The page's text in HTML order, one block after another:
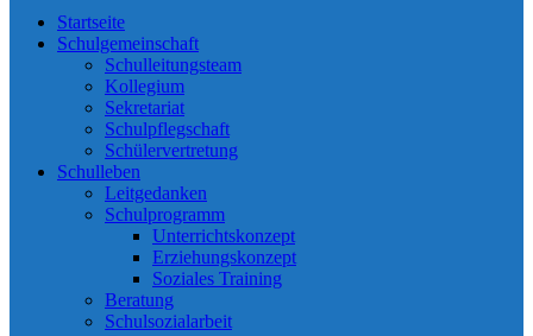
Startseite
Schulgemeinschaft
Schulleitungsteam
Kollegium
Sekretariat
Schulpflegschaft
Schülervertretung
Schulleben
Leitgedanken
Schulprogramm
Unterrichtskonzept
Erziehungskonzept
Soziales Training
Beratung
Schulsozialarbeit